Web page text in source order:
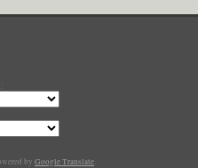
by Google Translate.